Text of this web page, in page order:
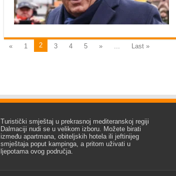
« 1 2 3 4 5 » ... Last »
Turistički smještaj u prekrasnoj mediteranskoj regiji
Dalmaciji nudi se u velikom izboru. Možete birati
između apartmana, obiteljskih hotela ili jeftinijeg
smještaja poput kampinga, a pritom uživati u
ljepotama ovog područja.